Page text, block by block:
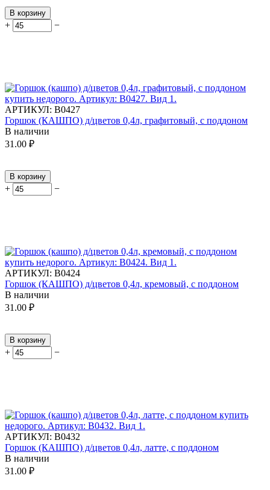
В корзину
+ −
АРТИКУЛ: В0427
Горшок (КАШПО) д/цветов 0,4л, графитовый, с поддоном
В наличии
31.00 ₽
В корзину
+ −
АРТИКУЛ: В0424
Горшок (КАШПО) д/цветов 0,4л, кремовый, с поддоном
В наличии
31.00 ₽
В корзину
+ −
АРТИКУЛ: В0432
Горшок (КАШПО) д/цветов 0,4л, латте, с поддоном
В наличии
31.00 ₽